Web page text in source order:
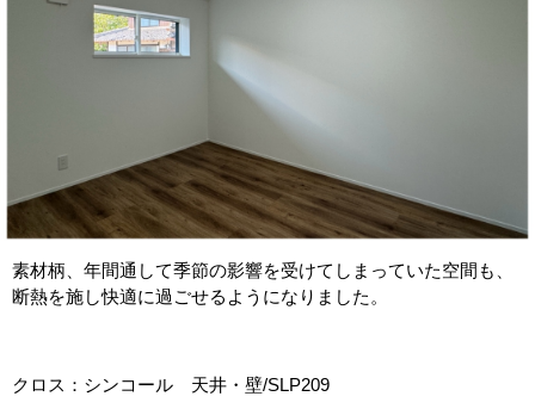
素材柄、年間通して季節の影響を受けてしまっていた空間も、
断熱を施し快適に過ごせるようになりました。
クロス：シンコール 天井・壁/SLP209